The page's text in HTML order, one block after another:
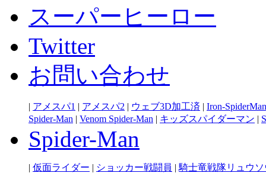
スーパーヒーロー
Twitter
お問い合わせ
| アメスパ1 | アメスパ2 | ウェブ3D加工済 | Iron-SpiderMan
Spider-Man | Venom Spider-Man | キッズスパイダーマン |
Spider-Man
| 仮面ライダー | ショッカー戦闘員 | 騎士竜戦隊リュウ